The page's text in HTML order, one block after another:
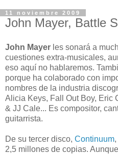
11 noviembre 2009
John Mayer, Battle
John Mayer les sonará a
cuestiones extra-musicales,
eso aquí no hablaremos.
porque ha colaborado con
nombres de la industria
Alicia Keys, Fall Out Boy, Eric
& JJ Cale... Es compositor,
guitarrista.
De su tercer disco, Continuum
2,5 millones de copias.